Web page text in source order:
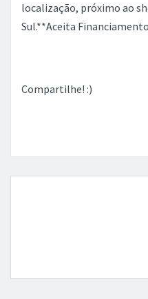
localização, próximo ao
Sul.**Aceita
Compartilhe! :)